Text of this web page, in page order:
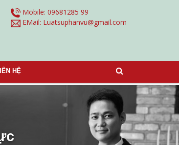
Mobile: 09681285 99
EMail: Luatsuphanvu@gmail.com
HỆ